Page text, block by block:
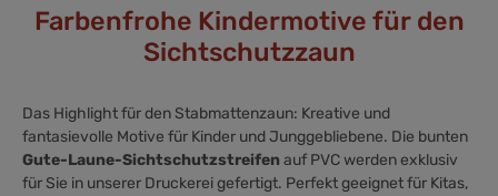
Farbenfrohe Kindermotive für den
Sichtschutzzaun
Das Highlight für den Stabmattenzaun: Kreative und
fantasievolle Motive für Kinder und Junggebliebene. Die bunten
Gute-Laune-Sichtschutzstreifen auf PVC werden exklusiv
für Sie in unserer Druckerei gefertigt. Perfekt geeignet für Kitas,